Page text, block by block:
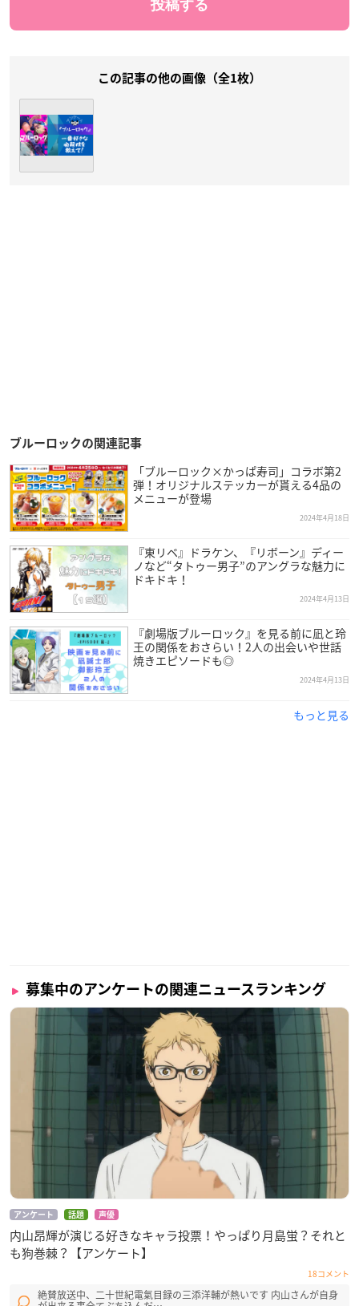
この記事の他の画像（全1枚）
ブルーロックの関連記事
「ブルーロック×かっぱ寿司」コラボ第2
弾！オリジナルステッカーが貰える4品の
メニューが登場
2024年4月18日
『東リベ』ドラケン、『リボーン』ディー
ノなど“タトゥー男子”のアングラな魅力に
ドキドキ！
2024年4月13日
『劇場版ブルーロック』を見る前に凪と玲
王の関係をおさらい！2人の出会いや世話
焼きエピソードも◎
2024年4月13日
もっと見る
募集中のアンケートの関連ニュースランキング
アンケート 話題 声優
内山昂輝が演じる好きなキャラ投票！やっぱり月島蛍？それと
も狗巻棘？【アンケート】
18コメント
絶賛放送中、二十世紀電氣目録の三添洋輔が熱いです 内山さんが自身